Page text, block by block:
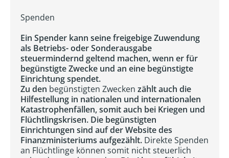
Spenden
Ein Spender kann seine freigebige Zuwendung
als Betriebs- oder Sonderausgabe
steuermindernd geltend machen, wenn er für
begünstigte Zwecke und an eine begünstigte
Einrichtung spendet.
Zu den begünstigten Zwecken zählt auch die
Hilfestellung in nationalen und internationalen
Katastrophenfällen, somit auch bei Kriegen und
Flüchtlingskrisen. Die begünstigten
Einrichtungen sind auf der Website des
Finanzministeriums aufgezählt. Direkte Spenden
an Flüchtlinge können somit nicht steuerlich